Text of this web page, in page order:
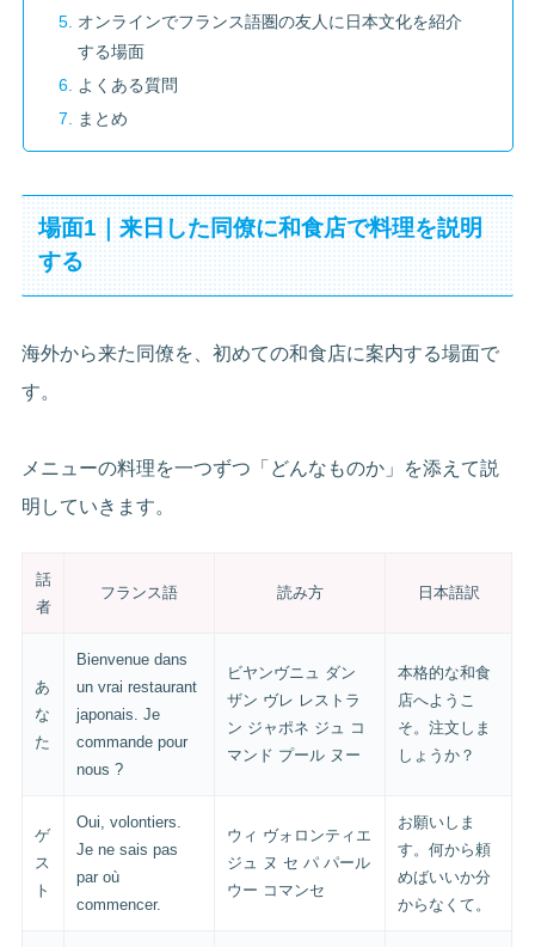
オンラインでフランス語圏の友人に日本文化を紹介
する場面
よくある質問
まとめ
場面1｜来日した同僚に和食店で料理を説明
する
海外から来た同僚を、初めての和食店に案内する場面で
す。
メニューの料理を一つずつ「どんなものか」を添えて説
明していきます。
話
者
フランス語 読み方 日本語訳
あ
な
た
Bienvenue dans
un vrai restaurant
japonais. Je
commande pour
nous ?
ビヤンヴニュ ダン
ザン ヴレ レストラ
ン ジャポネ ジュ コ
マンド プール ヌー
本格的な和食
店へようこ
そ。注文しま
しょうか？
ゲ
ス
ト
Oui, volontiers.
Je ne sais pas
par où
commencer.
ウィ ヴォロンティエ
ジュ ヌ セ パ パール
ウー コマンセ
お願いしま
す。何から頼
めばいいか分
からなくて。